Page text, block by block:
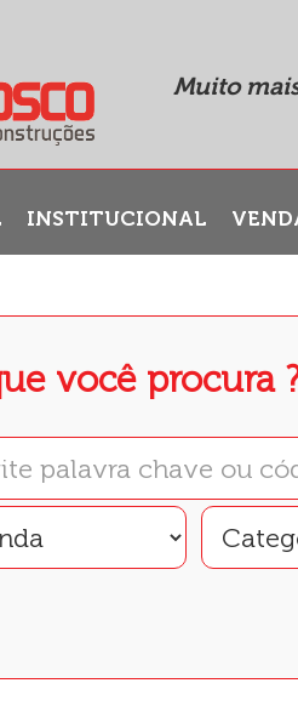
Muito
INSTITUCIONAL
você procura